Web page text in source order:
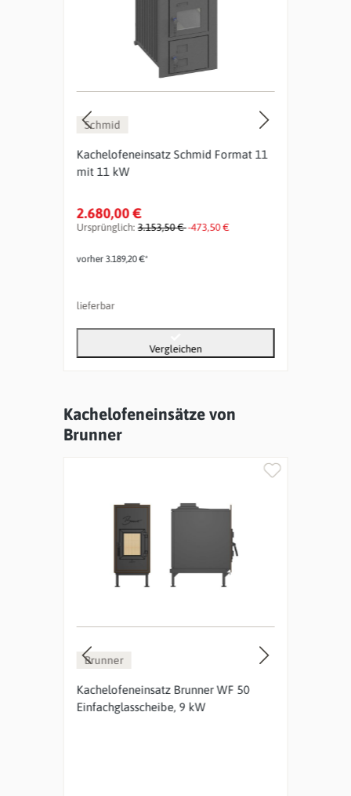
Schmid
Kachelofeneinsatz Schmid Format 11
mit 11 kW
2.680,00 €
Ursprünglich:3.153,50 €-473,50 €
vorher 3.189,20 €*
lieferbar
Vergleichen
Produktgalerie überspringen
Kachelofeneinsätze von
Brunner
Brunner
Kachelofeneinsatz Brunner WF 50
Einfachglasscheibe, 9 kW